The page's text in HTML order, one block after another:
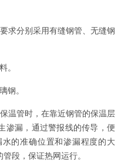
求分别采用有缝钢管、无缝钢
。
钢。
温管时，在靠近钢管的保温层
渗漏，通过警报线的传导，便
的准确位置和渗漏程度的大
段，保证热网运行。